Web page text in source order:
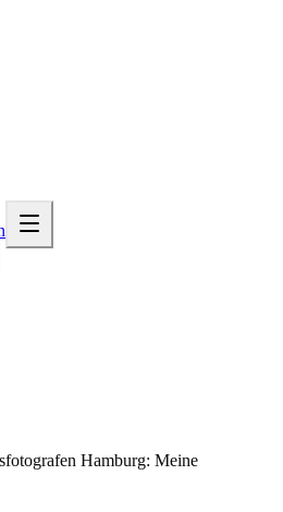
Hamburg: Meine